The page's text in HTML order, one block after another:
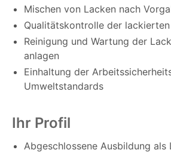
Mischen von Lacken nach
Qualitätskontrolle der
Reinigung und Wartung der
anlagen
Einhaltung der
Umweltstandards
Ihr Profil
Abgeschlossene Ausbildung als